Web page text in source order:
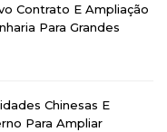
Contrato E Ampliação
Para Grandes
Chinesas E
Para Ampliar